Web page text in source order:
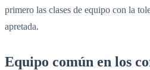
primero las clases de equipo con la
apretada.
Equipo común en los